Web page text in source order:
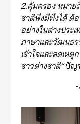
2.คุ้มครอง หมาย
ชาติพึงมีพึงได้ ต้อ
อย่างในต่างประเ
ภาษาและวัฒนธร
เข้าใจและลดเหตุ
ชาวต่างชาติ”บัญช